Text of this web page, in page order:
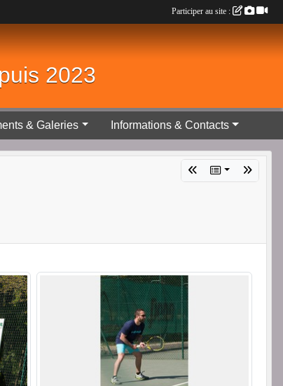
2023
& Galeries Informations & Contacts
Participer au site :